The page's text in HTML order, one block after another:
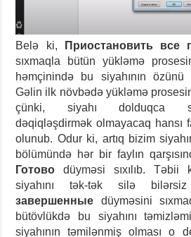
Belə ki, Приостановить все
sıxmaqla bütün yükləmə
həmçinində bu siyahının
Gəlin ilk növbədə yükləmə
çünki, siyahı dolduqca
dəqiqləşdirmək olmayacaq hansı
olunub. Odur ki, artıq bizim
bölümündə hər bir faylın
Готово düyməsi sıxılıb.
siyahını tək-tək silə
завершенные düyməsini
bütövlükdə bu siyahını
siyahının təmilənmiş olması o